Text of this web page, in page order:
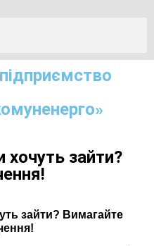
зайти?
зайти? Вимагайте